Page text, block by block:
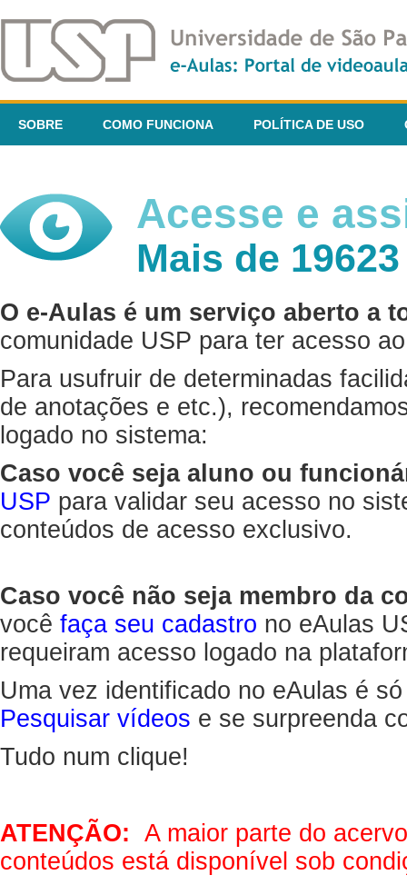
SOBRE COMO FUNCIONA POLÍTICA DE USO
Acesse e
Mais de
O e-Aulas é um serviço aberto a
comunidade USP para ter acesso
Para usufruir de determinadas
de anotações e etc.),
logado no sistema:
Caso você seja aluno ou
USP para validar seu acesso no
conteúdos de acesso exclusivo.
Caso você não seja membro da
você faça seu cadastro no eAulas
requeiram acesso logado na
Uma vez identificado no eAulas é
Pesquisar vídeos e se surpreenda
Tudo num clique!
ATENÇÃO: A maior parte do
conteúdos está disponível sob